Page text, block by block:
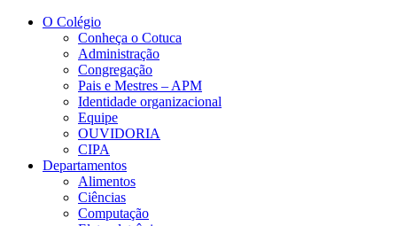
Conteúdo principal
O Colégio
Conheça o Cotuca
Administração
Congregação
Pais e Mestres – APM
Identidade organizacional
Equipe
OUVIDORIA
CIPA
Departamentos
Alimentos
Ciências
Computação